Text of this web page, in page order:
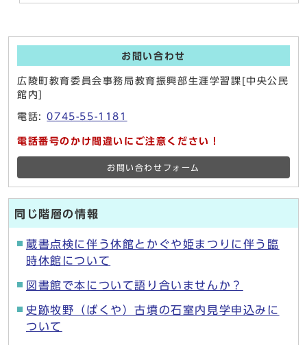
お問い合わせ
広陵町教育委員会事務局教育振興部生涯学習課[中央公民
館内]
電話:0745-55-1181
電話番号のかけ間違いにご注意ください！
お問い合わせフォーム
同じ階層の情報
蔵書点検に伴う休館とかぐや姫まつりに伴う臨
時休館について
図書館で本について語り合いませんか？
史跡牧野（ばくや）古墳の石室内見学申込みに
ついて